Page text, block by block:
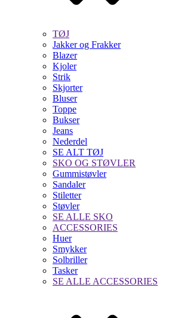
TØJ
Jakker og Frakker
Blazer
Kjoler
Strik
Skjorter
Bluser
Toppe
Bukser
Jeans
Nederdel
SE ALT TØJ
SKO OG STØVLER
Gummistøvler
Sandaler
Stiletter
Støvler
SE ALLE SKO
ACCESSORIES
Huer
Smykker
Solbriller
Tasker
SE ALLE ACCESSORIES